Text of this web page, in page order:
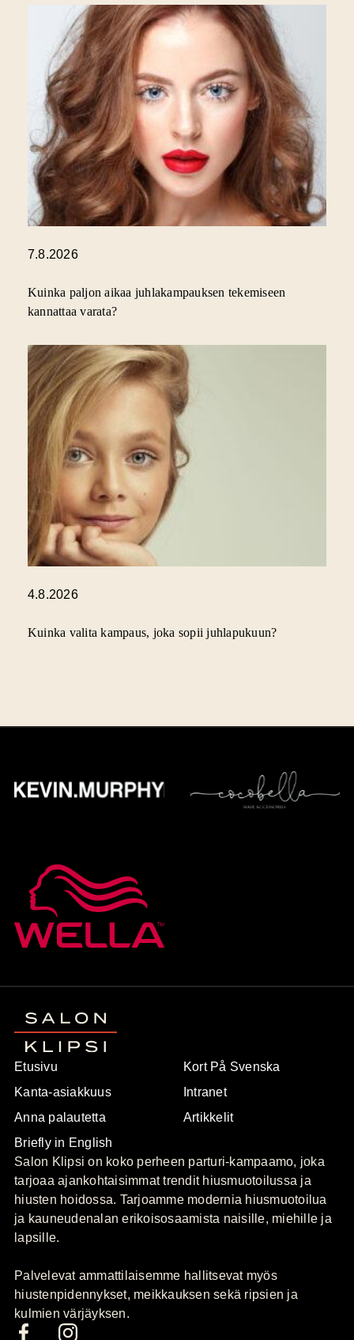
7.8.2026
Kuinka paljon aikaa juhlakampauksen tekemiseen
kannattaa varata?
4.8.2026
Kuinka valita kampaus, joka sopii juhlapukuun?
Etusivu
Kanta-asiakkuus
Anna palautetta
Briefly in English
Kort På Svenska
Intranet
Artikkelit
Salon Klipsi on koko perheen parturi-kampaamo, joka
tarjoaa ajankohtaisimmat trendit hiusmuotoilussa ja
hiusten hoidossa. Tarjoamme modernia hiusmuotoilua
ja kauneudenalan erikoisosaamista naisille, miehille ja
lapsille.
Palvelevat ammattilaisemme hallitsevat myös
hiustenpidennykset, meikkauksen sekä ripsien ja
kulmien värjäyksen.